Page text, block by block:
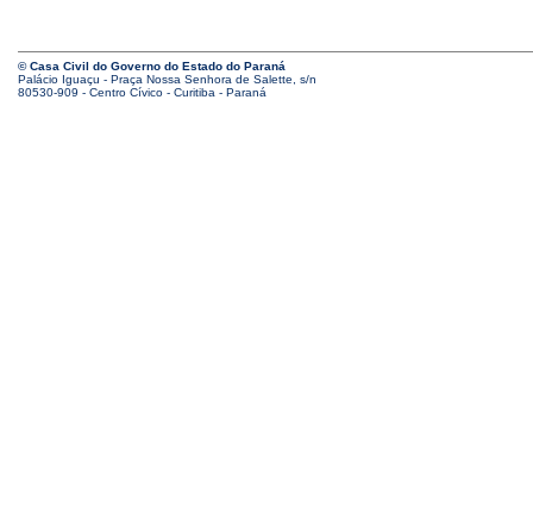
© Casa Civil do Governo do Estado do Paraná
Palácio Iguaçu - Praça Nossa Senhora de Salette, s/n
80530-909 - Centro Cívico - Curitiba - Paraná